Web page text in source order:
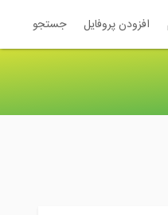
افزودن پروفایل جستجو